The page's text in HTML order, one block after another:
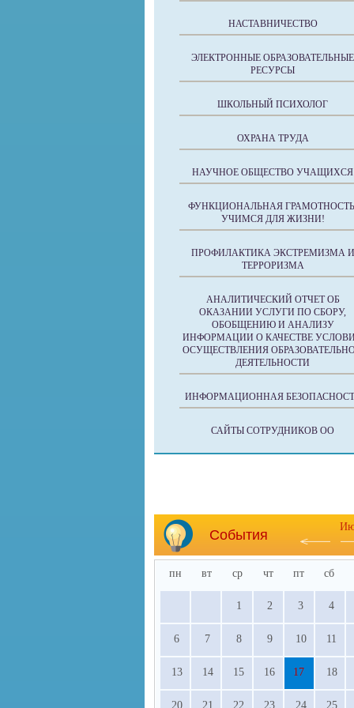
НАСТАВНИЧЕСТВО
ЭЛЕКТРОННЫЕ ОБРАЗОВАТЕЛЬНЫЕ
РЕСУРСЫ
ШКОЛЬНЫЙ ПСИХОЛОГ
ОХРАНА ТРУДА
НАУЧНОЕ ОБЩЕСТВО УЧАЩИХСЯ
ФУНКЦИОНАЛЬНАЯ
УЧИМСЯ ДЛЯ ЖИЗНИ!
ПРОФИЛАКТИКА ЭКСТРЕМИЗМА И
ТЕРРОРИЗМА
АНАЛИТИЧЕСКИЙ ОТЧЕТ ОБ
ОКАЗАНИИ УСЛУГИ ПО СБОРУ,
ОБОБЩЕНИЮ И АНАЛИЗУ
ИНФОРМАЦИИ О КАЧЕСТВЕ
ОСУЩЕСТВЛЕНИЯ
ДЕЯТЕЛЬНОСТИ
ИНФОРМАЦИОННАЯ
САЙТЫ СОТРУДНИКОВ ОО
События
пн вт ср чт пт сб
1 2 3 4
6 7 8 9 10 11
13 14 15 16 17 18
20 21 22 23 24 25